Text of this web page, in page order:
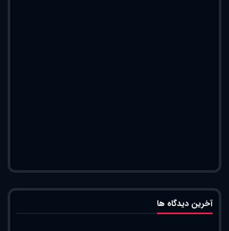
آخرین دیدگاه ها